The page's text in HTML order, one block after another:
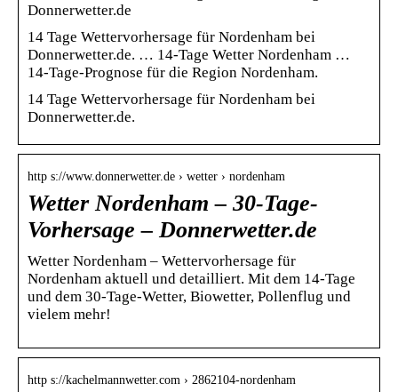
Donnerwetter.de
14 Tage Wettervorhersage für Nordenham bei
Donnerwetter.de. … 14-Tage Wetter Nordenham …
14-Tage-Prognose für die Region Nordenham.
14 Tage Wettervorhersage für Nordenham bei
Donnerwetter.de.
http s://www.donnerwetter.de › wetter › nordenham
Wetter Nordenham – 30-Tage-
Vorhersage – Donnerwetter.de
Wetter Nordenham – Wettervorhersage für
Nordenham aktuell und detailliert. Mit dem 14-Tage
und dem 30-Tage-Wetter, Biowetter, Pollenflug und
vielem mehr!
http s://kachelmannwetter.com › 2862104-nordenham